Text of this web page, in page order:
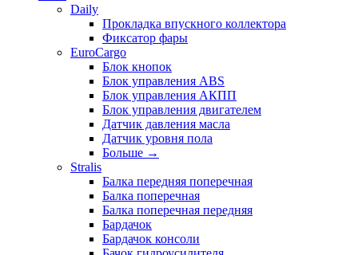
Daily
Прокладка впускного коллектора
Фиксатор фары
EuroCargo
Блок кнопок
Блок управления ABS
Блок управления АКПП
Блок управления двигателем
Датчик давления масла
Датчик уровня пола
Больше →
Stralis
Балка передняя поперечная
Балка поперечная
Балка поперечная передняя
Бардачок
Бардачок консоли